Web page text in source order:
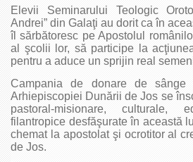
Elevii Seminarului Teologic
Andrei” din Galaţi au dorit ca în
îl sărbătoresc pe Apostolul
al şcolii lor, să participe la
pentru a aduce un sprijin real
Campania de donare de sânge
Arhiepiscopiei Dunării de Jos se
pastoral-misionare, culturale,
filantropice desfăşurate în această
chemat la apostolat şi ocrotitor al
de Jos.